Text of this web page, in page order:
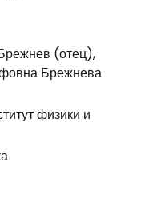
(отец),
Брежнева
физики и